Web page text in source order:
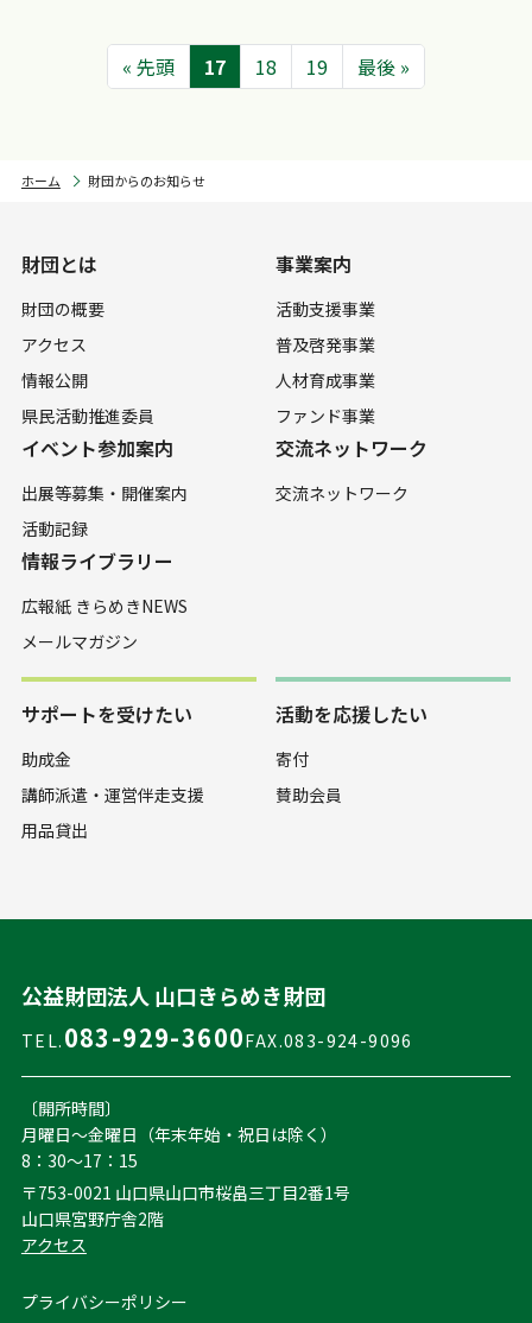
« 先頭 17 18 19 最後 »
ホーム 財団からのお知らせ
財団とは
財団の概要
アクセス
情報公開
県民活動推進委員
事業案内
活動支援事業
普及啓発事業
人材育成事業
ファンド事業
イベント参加案内
出展等募集・開催案内
活動記録
交流ネットワーク
交流ネットワーク
情報ライブラリー
広報紙 きらめきNEWS
メールマガジン
サポートを受けたい
助成金
講師派遣・運営伴走支援
用品貸出
活動を応援したい
寄付
賛助会員
公益財団法人 山口きらめき財団
TEL. 083-929-3600FAX.083-924-9096
〔開所時間〕
月曜日～金曜日（年末年始・祝日は除く）
8：30～17：15
〒753-0021 山口県山口市桜畠三丁目2番1号
山口県宮野庁舎2階
アクセス
プライバシーポリシー